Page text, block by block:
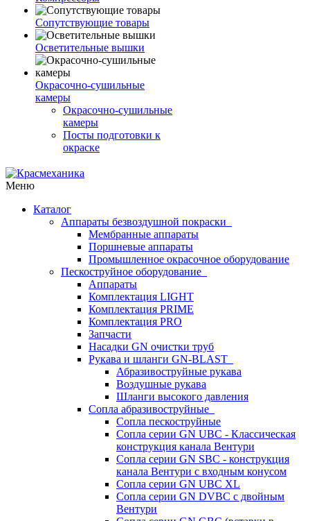
Сопутствующие товары
Осветительные вышки
Окрасочно-сушильные
камеры
Окрасочно-сушильные
камеры
Посты подготовки к
окраске
Меню
Каталог
Аппараты безвоздушной покраски
Мембранные аппараты
Поршневые аппараты
Промышленное окрасочное оборудование
Пескоструйное оборудование
Аппараты
Комплектация LIGHT
Комплектация PRIME
Комплектация PRO
Запчасти
Насадки GN очистки труб
Рукава и шланги GN-BLAST
Абразивоструйные рукава
Воздушные рукава
Шланги высокого давления
Сопла абразивоструйные
Сопла пескоструйные
Сопла серии GN UBC - Классическая
конструкция канала Вентури
Сопла серии GN SBC - конструкция
канала Вентури c входным конусом
Сопла серии GN UBC XL
Сопла серии GN DVBC с двойным
Вентури